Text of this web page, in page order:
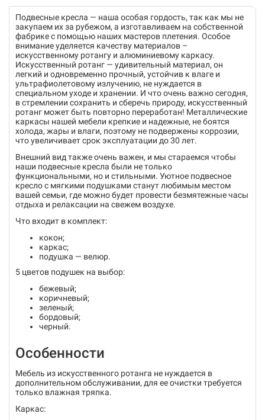
Подвесные кресла — наша особая гордость, так как мы не
закупаем их за рубежом, а изготавливаем на собственной
фабрике с помощью наших мастеров плетения. Особое
внимание уделяется качеству материалов –
искусственному ротангу и алюминиевому каркасу.
Искусственный ротанг — удивительный материал, он
легкий и одновременно прочный, устойчив к влаге и
ультрафиолетовому излучению, не нуждается в
специальном уходе и хранении. И что очень важно сегодня,
в стремлении сохранить и сберечь природу, искусственный
ротанг может быть повторно переработан! Металлические
каркасы нашей мебели крепкие и надежные, не боятся
холода, жары и влаги, поэтому не подвержены коррозии,
что увеличивает срок эксплуатации до 30 лет.
Внешний вид также очень важен, и мы стараемся чтобы
наши подвесные кресла были не только
функциональными, но и стильными. Уютное подвесное
кресло с мягкими подушками станут любимым местом
вашей семьи, где можно будет провести безмятежные часы
отдыха и релаксации на свежем воздухе.
Что входит в комплект:
кокон;
каркас;
подушка — велюр.
5 цветов подушек на выбор:
бежевый;
коричневый;
зеленый;
бордовый;
черный.
Особенности
Мебель из искусственного ротанга не нуждается в
дополнительном обслуживании, для ее очистки требуется
только влажная тряпка.
Каркас: